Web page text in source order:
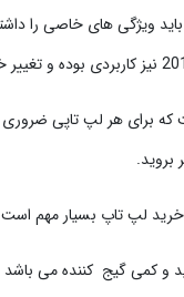
ویژگی های خاصی را
لپ تاپ بسیار مهم
کمی گیج کننده می باشد